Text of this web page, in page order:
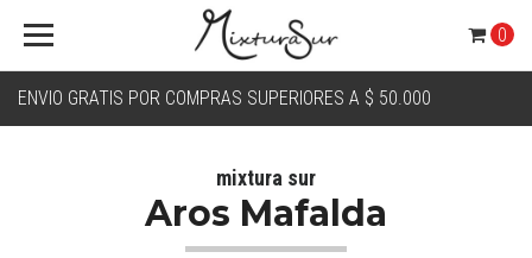
ENVIO GRATIS POR COMPRAS SUPERIORES A $ 50.000
0
mixtura sur
Aros Mafalda